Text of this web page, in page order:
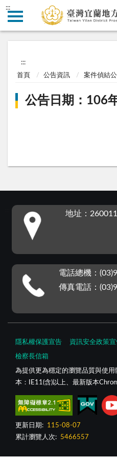
:::
:::
首頁 公告資訊 案件偵結
公告日期：106
地址：
電話總機：
傳真電話：
隱私權保護宣告 資訊安全政策
檢察長信箱
為提供更為穩定的瀏覽品質與使
本：IE11(含)以上、最新版本
更新日期:
115-08-07
累計瀏覽人次:
5466557